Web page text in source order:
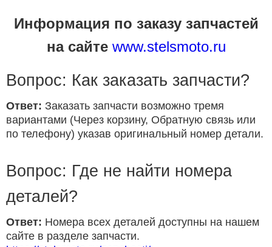
Информация по заказу запчастей
на сайте www.stelsmoto.ru
Вопрос: Как заказать запчасти?
Ответ: Заказать запчасти возможно тремя
вариантами (Через корзину, Обратную связь или
по телефону) указав оригинальный номер детали.
Вопрос: Где не найти номера
деталей?
Ответ: Номера всех деталей доступны на нашем
сайте в разделе запчасти.